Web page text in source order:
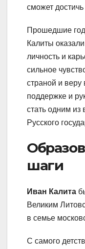
сможет достичь
Прошедшие
Калиты
личность и
сильное
страной и веру
поддержке и
стать одним из
Русского
шаги
Иван Калита
Великим
в семье
С самого